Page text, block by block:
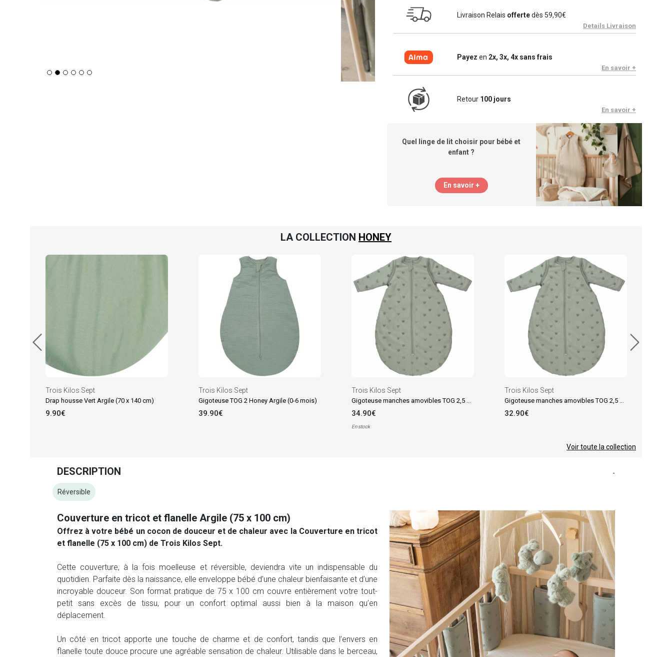
Livraison Relais offertedès 59,90€
Details Livraison
Payez en 2x, 3x, 4x sans frais
En savoir +
Retour 100 jours
En savoir +
Quel linge de lit choisir pour bébé et
enfant ?
En savoir +
LA COLLECTION HONEY
Trois Kilos Sept
Drap housse Vert Argile (70 x 140 cm)
9.90€
Trois Kilos Sept
Gigoteuse TOG 2 Honey Argile (0-6 mois)
39.90€
Trois Kilos Sept
34.90€
En stock
Trois Kilos Sept
32.90€
Voir toute la collection
DESCRIPTION -
Réversible
Couverture en tricot et flanelle Argile (75 x 100 cm)
Offrez à votre bébé un cocon de douceur et de chaleur avec la Couverture en tricot
et flanelle (75 x 100 cm) de Trois Kilos Sept.
Cette couverture, à la fois moelleuse et réversible, deviendra vite un indispensable du
quotidien. Parfaite dès la naissance, elle enveloppe bébé d’une chaleur bienfaisante et d’une
incroyable douceur. Son format pratique de 75 x 100 cm couvre entièrement votre tout-
petit sans excès de tissu, pour un confort optimal aussi bien à la maison qu’en
déplacement.
Un côté en tricot apporte une touche de charme et de confort, tandis que l’envers en
flanelle toute douce procure une agréable sensation de chaleur. Utilisable dans le berceau,